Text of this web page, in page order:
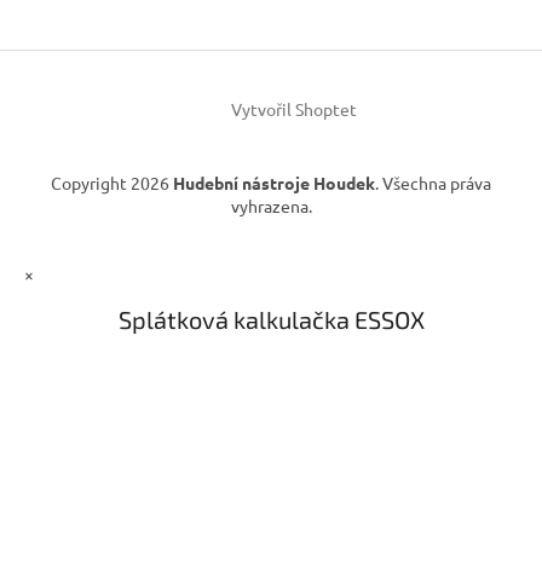
í
Vytvořil Shoptet
Copyright 2026 Hudební nástroje Houdek. Všechna práva
vyhrazena.
×
Splátková kalkulačka ESSOX